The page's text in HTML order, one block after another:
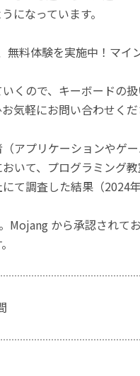
になっています。
無料体験を実施中！マ
くので、キーボードの
気軽にお問い合わせくだ
アプリケーションやゲ
いて、プログラミング
て調査した結果（2024
Mojang から承認され